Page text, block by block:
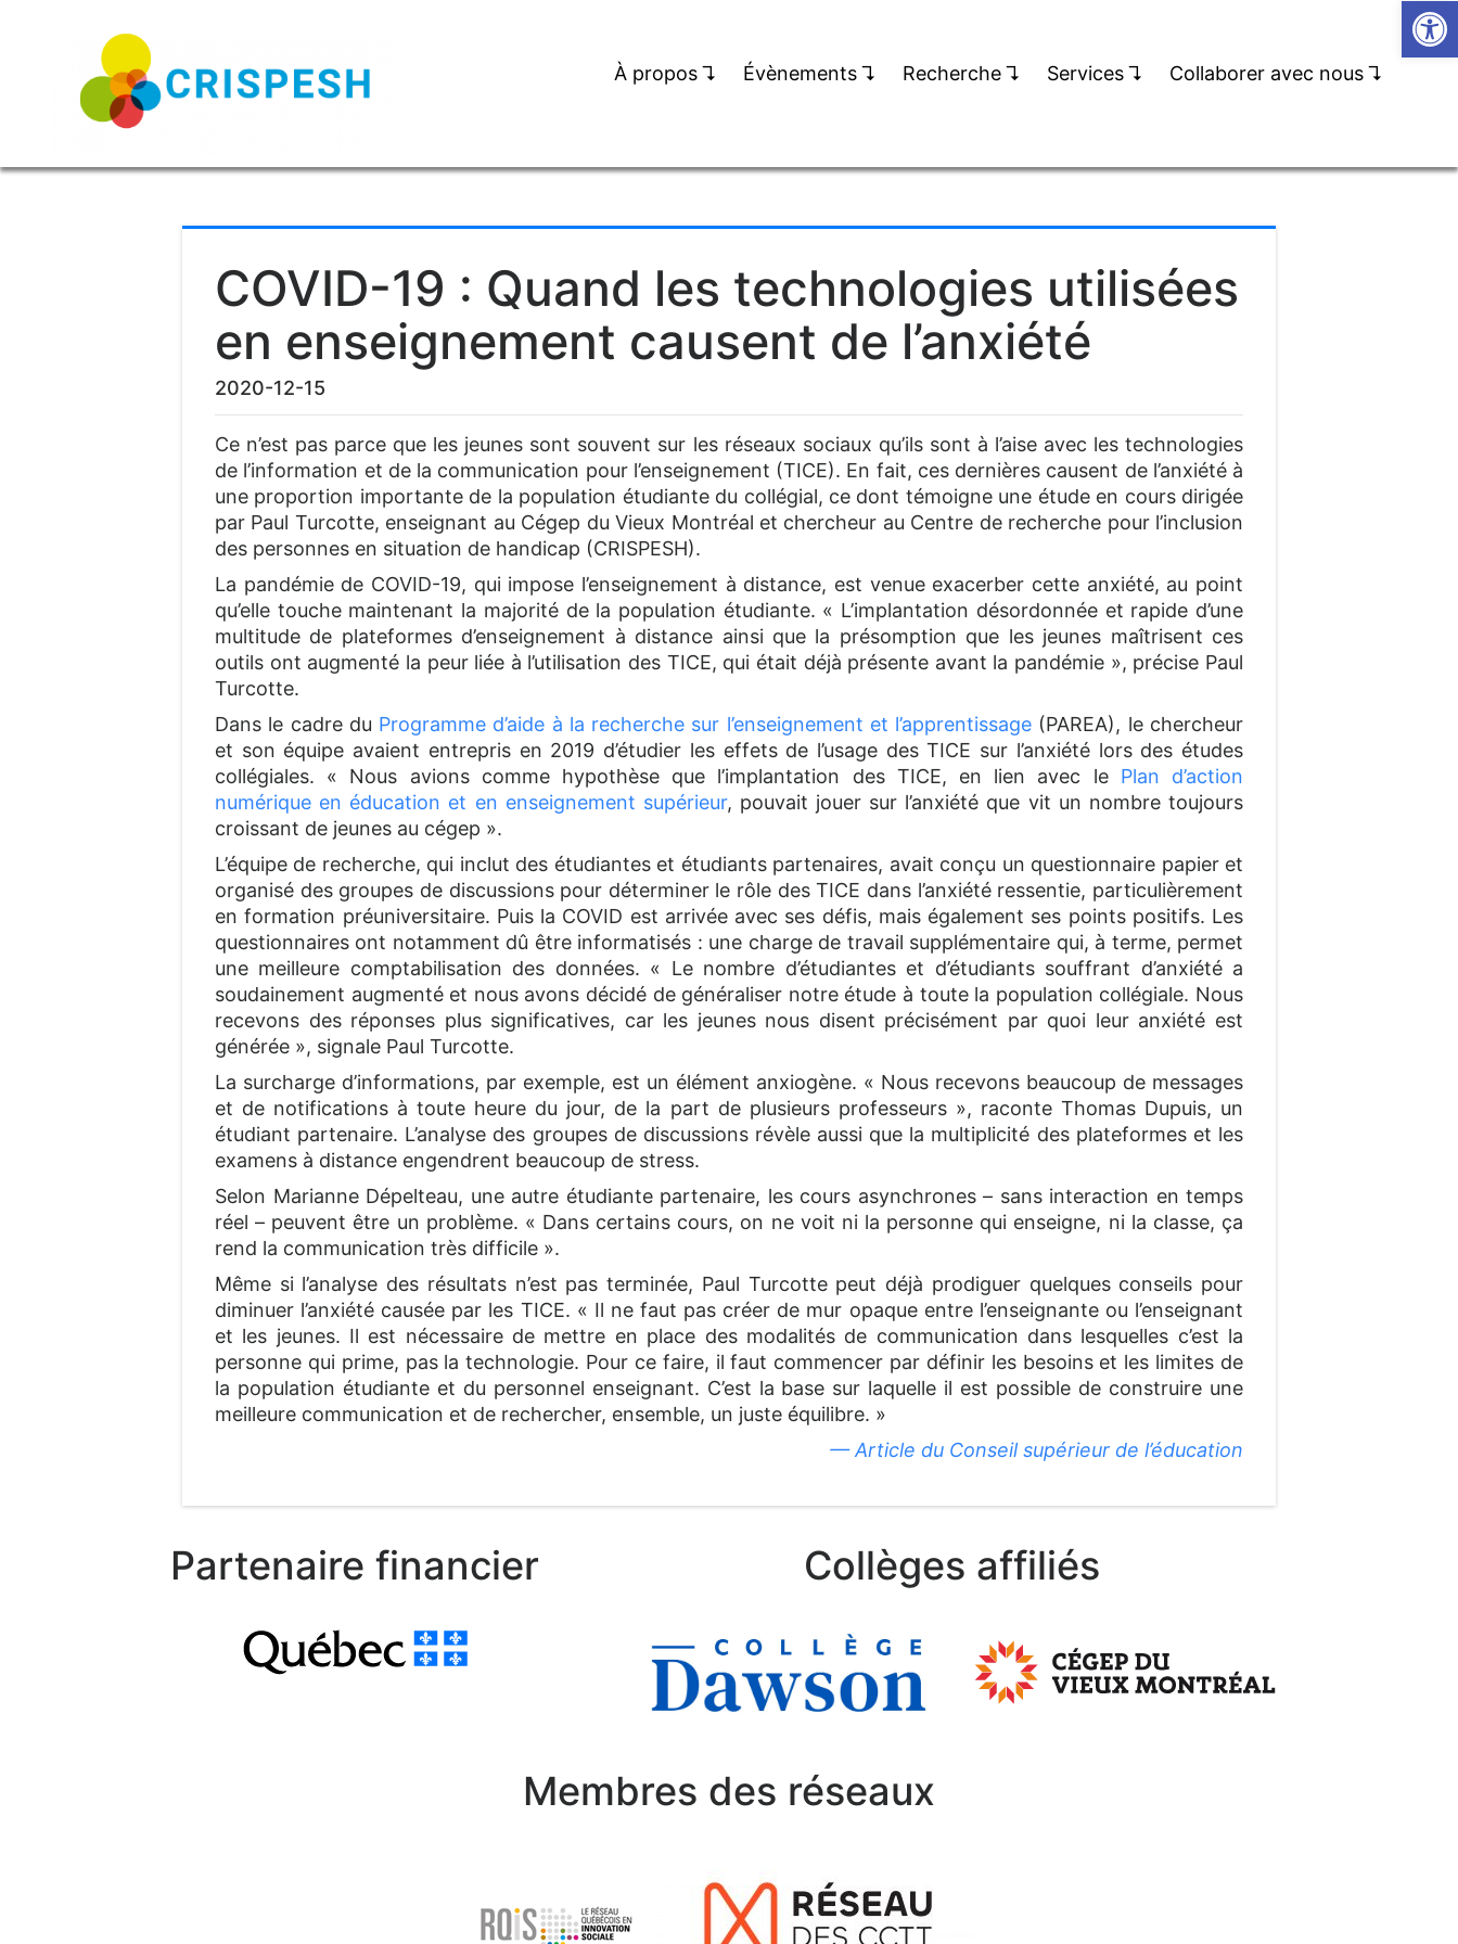
À propos↴ Évènements↴ Recherche↴ Services↴ Collaborer avec nous↴
COVID-19 : Quand les technologies utilisées
en enseignement causent de l’anxiété
2020-12-15
Ce n’est pas parce que les jeunes sont souvent sur les réseaux sociaux qu’ils sont à l’aise avec les technologies
de l’information et de la communication pour l’enseignement (TICE). En fait, ces dernières causent de l’anxiété à
une proportion importante de la population étudiante du collégial, ce dont témoigne une étude en cours dirigée
par Paul Turcotte, enseignant au Cégep du Vieux Montréal et chercheur au Centre de recherche pour l’inclusion
des personnes en situation de handicap (CRISPESH).
La pandémie de COVID-19, qui impose l’enseignement à distance, est venue exacerber cette anxiété, au point
qu’elle touche maintenant la majorité de la population étudiante. « L’implantation désordonnée et rapide d’une
multitude de plateformes d’enseignement à distance ainsi que la présomption que les jeunes maîtrisent ces
outils ont augmenté la peur liée à l’utilisation des TICE, qui était déjà présente avant la pandémie », précise Paul
Turcotte.
Dans le cadre du Programme d’aide à la recherche sur l’enseignement et l’apprentissage (PAREA), le chercheur
et son équipe avaient entrepris en 2019 d’étudier les effets de l’usage des TICE sur l’anxiété lors des études
collégiales. « Nous avions comme hypothèse que l’implantation des TICE, en lien avec le Plan d’action
numérique en éducation et en enseignement supérieur, pouvait jouer sur l’anxiété que vit un nombre toujours
croissant de jeunes au cégep ».
L’équipe de recherche, qui inclut des étudiantes et étudiants partenaires, avait conçu un questionnaire papier et
organisé des groupes de discussions pour déterminer le rôle des TICE dans l’anxiété ressentie, particulièrement
en formation préuniversitaire. Puis la COVID est arrivée avec ses défis, mais également ses points positifs. Les
questionnaires ont notamment dû être informatisés : une charge de travail supplémentaire qui, à terme, permet
une meilleure comptabilisation des données. « Le nombre d’étudiantes et d’étudiants souffrant d’anxiété a
soudainement augmenté et nous avons décidé de généraliser notre étude à toute la population collégiale. Nous
recevons des réponses plus significatives, car les jeunes nous disent précisément par quoi leur anxiété est
générée », signale Paul Turcotte.
La surcharge d’informations, par exemple, est un élément anxiogène. « Nous recevons beaucoup de messages
et de notifications à toute heure du jour, de la part de plusieurs professeurs », raconte Thomas Dupuis, un
étudiant partenaire. L’analyse des groupes de discussions révèle aussi que la multiplicité des plateformes et les
examens à distance engendrent beaucoup de stress.
Selon Marianne Dépelteau, une autre étudiante partenaire, les cours asynchrones – sans interaction en temps
réel – peuvent être un problème. « Dans certains cours, on ne voit ni la personne qui enseigne, ni la classe, ça
rend la communication très difficile ».
Même si l’analyse des résultats n’est pas terminée, Paul Turcotte peut déjà prodiguer quelques conseils pour
diminuer l’anxiété causée par les TICE. « Il ne faut pas créer de mur opaque entre l’enseignante ou l’enseignant
et les jeunes. Il est nécessaire de mettre en place des modalités de communication dans lesquelles c’est la
personne qui prime, pas la technologie. Pour ce faire, il faut commencer par définir les besoins et les limites de
la population étudiante et du personnel enseignant. C’est la base sur laquelle il est possible de construire une
meilleure communication et de rechercher, ensemble, un juste équilibre. »
— Article du Conseil supérieur de l’éducation
Partenaire financier Collèges affiliés
Membres des réseaux